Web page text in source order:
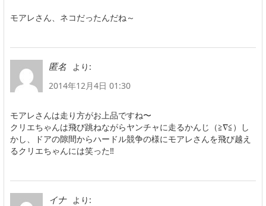
モアレさん、ネコだったんだね～
匿名
より:
2014年12月4日 01:30
モアレさんは走り方がお上品ですね〜
クリエちゃんは飛び跳ねながらヤンチャに走るかんじ（≧∇≦）し
かし、ドアの隙間からハードル競争の様にモアレさんを飛び越え
るクリエちゃんには笑った‼︎
イナ
より: